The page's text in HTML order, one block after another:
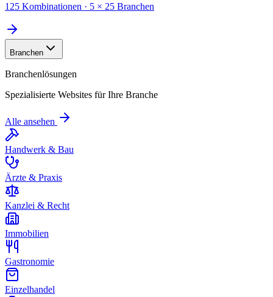
125 Kombinationen · 5 × 25 Branchen
Branchen
Branchenlösungen
Spezialisierte Websites für Ihre Branche
Alle ansehen
Handwerk & Bau
Ärzte & Praxis
Kanzlei & Recht
Immobilien
Gastronomie
Einzelhandel